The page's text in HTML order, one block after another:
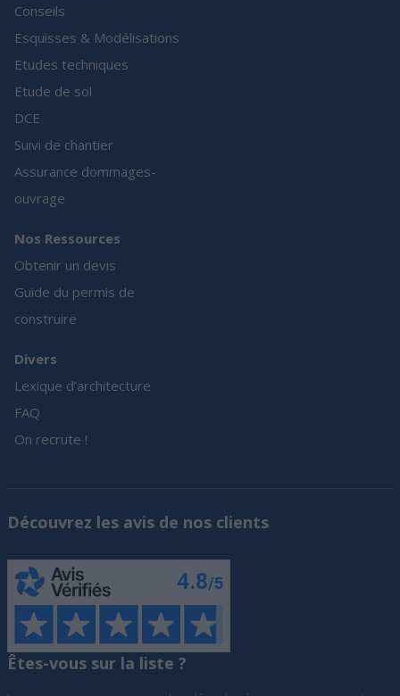
Conseils
Esquisses & Modélisations
Etudes techniques
Etude de sol
DCE
Suivi de chantier
Assurance dommages-
ouvrage
Nos Ressources
Obtenir un devis
Guide du permis de
construire
Divers
Lexique d’architecture
FAQ
On recrute !
Découvrez les avis de nos clients
Êtes-vous sur la liste ?